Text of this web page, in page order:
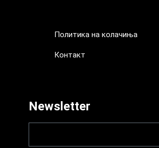
Политика на колачиња
Контакт
Newsletter